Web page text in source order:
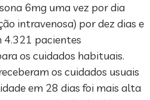
6mg uma vez por dia
intravenosa) por dez dias e
4.321 pacientes
os cuidados habituais.
os cuidados usuais
em 28 dias foi mais alta